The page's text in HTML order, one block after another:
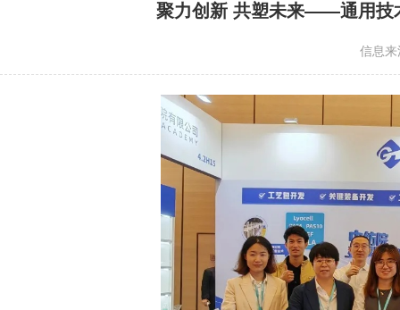
聚力创新 共塑未来——通用技
信息来